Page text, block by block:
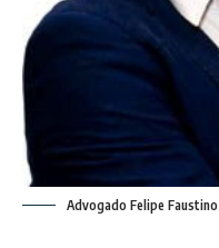
Advogado Felipe Faustino